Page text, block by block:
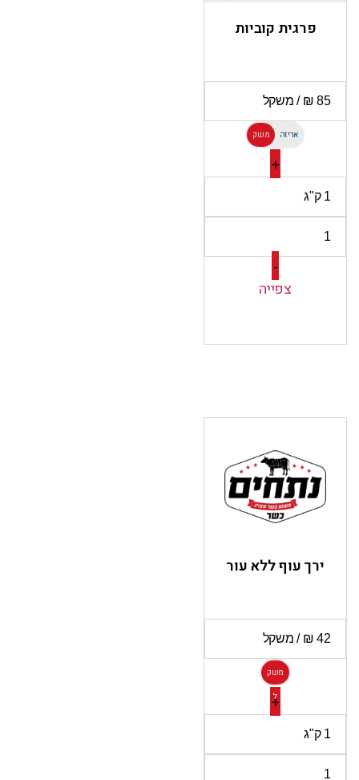
פרגית קוביות
משק אריזה
+
-
צפייה
ירך עוף ללא עור
משק
ל
+